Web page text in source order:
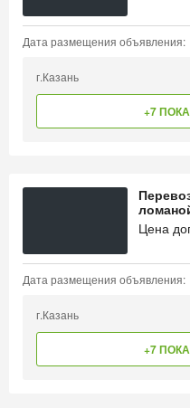
Дата размещения объявления:
г.Казань
+7
Цена
Дата размещения объявления:
г.Казань
+7